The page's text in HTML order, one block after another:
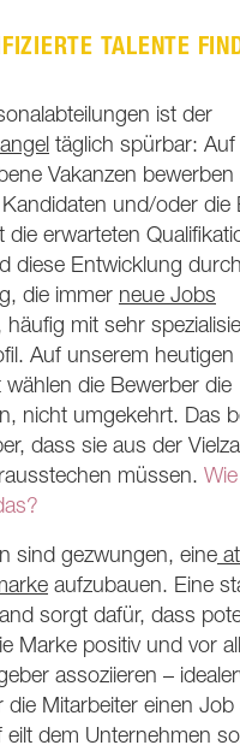
TALENTE
ist der
täglich spürbar: Auf
Vakanzen
Kandidaten und/oder die
die erwarteten
diese Entwicklung
die immer neue Jobs
mit sehr
Auf unserem heutigen
die Bewerber die
nicht umgekehrt. Das
dass sie aus der
müssen. Wie
sind gezwungen, eine
aufzubauen. Eine
sorgt dafür, dass
Marke positiv und vor
assoziieren –
die Mitarbeiter einen
eilt dem Unternehmen